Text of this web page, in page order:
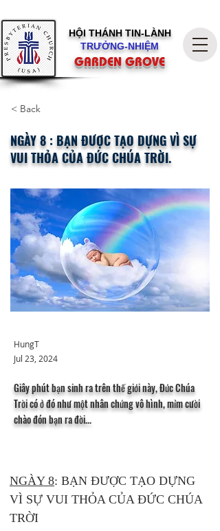
HỘI THÁNH TIN-LÀNH
TRƯỞNG-NHIỆM
GARDEN GROVE
< Back
NGÀY 8 : BẠN ĐƯỢC TẠO DỰNG VÌ SỰ
VUI THỎA CỦA ĐỨC CHÚA TRỜI.
HungT
Jul 23, 2024
Giây phút bạn sinh ra trên thế giới này, Đức Chúa
Trời có ở đó như một nhân chứng vô hình, mỉm cười
chào đón bạn ra đời...
NGÀY 8: BẠN ĐƯỢC TẠO DỰNG
VÌ SỰ VUI THỎA CỦA ĐỨC CHÚA
TRỜI